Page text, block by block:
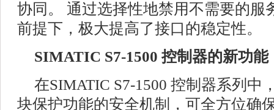
协同。 通过选择性地禁用不需要的服
前提下，极大提高了接口的稳定性。
SIMATIC S7-1500 控制器的新功能
在SIMATIC S7-1500 控制器系列中
块保护功能的安全机制，可全方位确